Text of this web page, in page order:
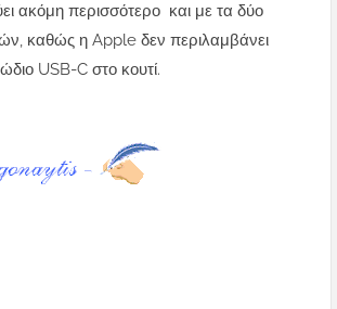
ακόμη περισσότερο και με τα δύο
καθώς η Apple δεν περιλαμβάνει
USB-C στο κουτί.